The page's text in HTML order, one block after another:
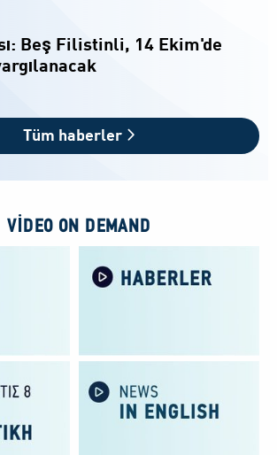
Beş Filistinli, 14 Ekim'de
Tüm haberler
VIDEO ON DEMAND